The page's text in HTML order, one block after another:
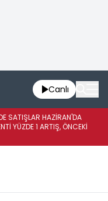
Canlı
SATIŞLAR HAZİRAN'DA
YÜZDE 1 ARTIŞ, ÖNCEKİ